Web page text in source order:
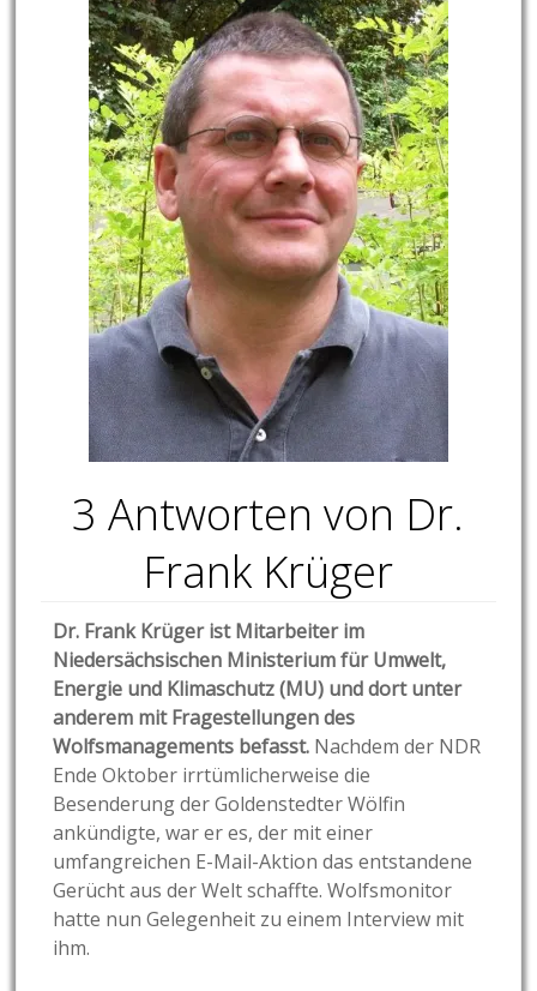
3 Antworten von Dr.
Frank Krüger
Dr. Frank Krüger ist Mitarbeiter im
Niedersächsischen Ministerium für Umwelt,
Energie und Klimaschutz (MU) und dort unter
anderem mit Fragestellungen des
Wolfsmanagements befasst. Nachdem der NDR
Ende Oktober irrtümlicherweise die
Besenderung der Goldenstedter Wölfin
ankündigte, war er es, der mit einer
umfangreichen E-Mail-Aktion das entstandene
Gerücht aus der Welt schaffte. Wolfsmonitor
hatte nun Gelegenheit zu einem Interview mit
ihm.